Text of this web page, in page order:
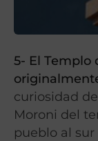
5- El Templo
curiosidad
Moroni del
pueblo al